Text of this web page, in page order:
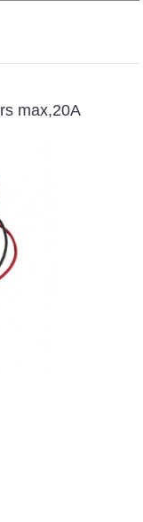
Pulvé 24V 10L/
max,20A